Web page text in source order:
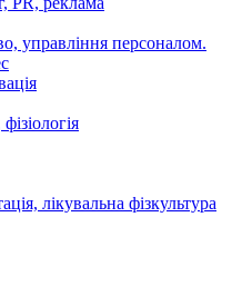
управління персоналом.
лікувальна фізкультура